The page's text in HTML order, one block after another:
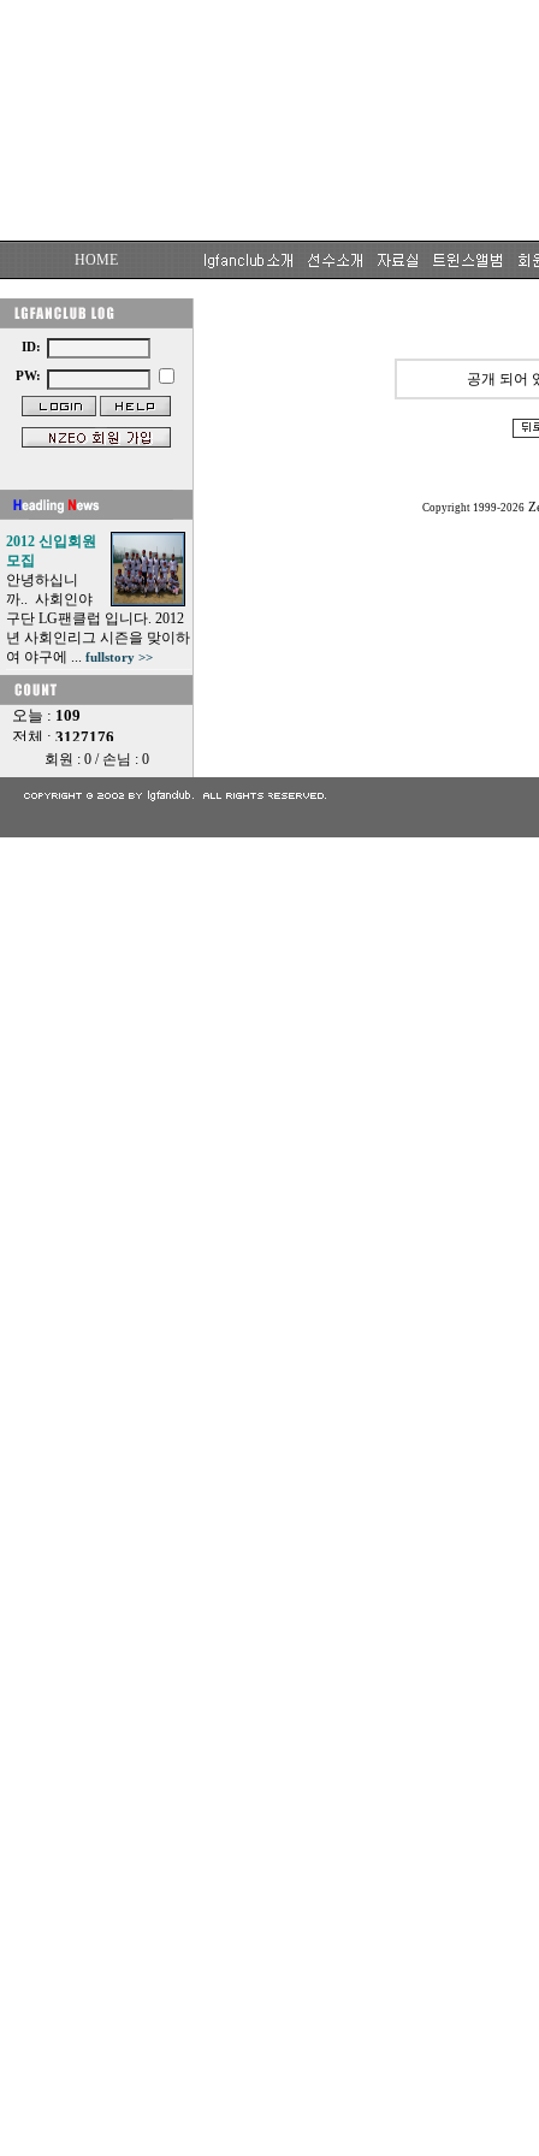
HOME
ID:
PW:
2012 신입회원
모집
안녕하십니
까.. 사회인야
구단 LG팬클럽 입니다. 2012
년 사회인리그 시즌을 맞이하
여 야구에 ... fullstory >>
회원 : 0 / 손님 : 0
공개 되어
Copyright 1999-2026